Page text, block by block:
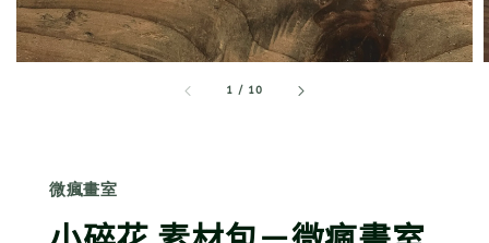
1 / 10
微瘋畫室